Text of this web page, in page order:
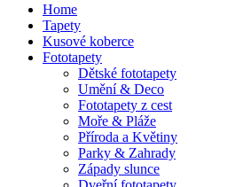
Home
Tapety
Kusové koberce
Fototapety
Dětské fototapety
Umění & Deco
Fototapety z cest
Moře & Pláže
Příroda a Květiny
Parky & Zahrady
Západy slunce